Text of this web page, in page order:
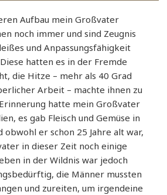
Aufbau mein Großvater
noch immer und sind Zeugnis
und Anpassungsfähigkeit
hatten es in der Fremde
die Hitze – mehr als 40 Grad
Arbeit – machte ihnen zu
hatte mein Großvater
es gab Fleisch und Gemüse in
obwohl er schon 25 Jahre alt war,
in dieser Zeit noch einige
in der Wildnis war jedoch
die Männer mussten
und zureiten, um irgendeine